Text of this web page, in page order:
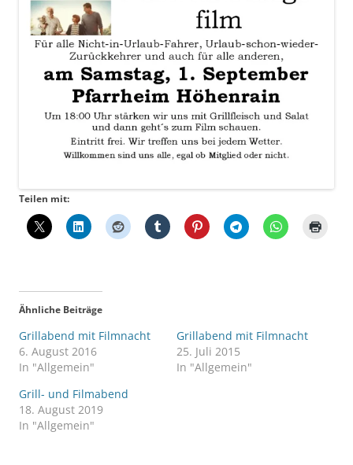
Teilen mit:
Ähnliche Beiträge
Grillabend mit Filmnacht
6. August 2016
In "Allgemein"
Grillabend mit Filmnacht
25. Juli 2015
In "Allgemein"
Grill- und Filmabend
18. August 2019
In "Allgemein"